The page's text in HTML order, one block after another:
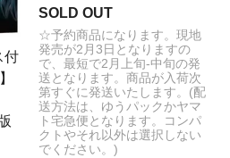
ゲーム ブースターパック
開始致しました！
TRY PACK 黒魔導・ＨＥＲ
した！
巫
ゲーム エクストラブースター
EX-09 販売開始致しまし
付
SOLD OUT
☆予約商品になります。現地
発売が2月3日となりますの
で、最短で2月上旬-中旬の発
送となります。商品が入荷次
第すぐに発送いたします。(配
送方法は、ゆうパックかヤマ
ト宅急便となります。コンパ
クトやそれ以外は選択しない
でください。)